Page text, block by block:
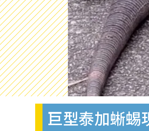
巨型泰加蜥蜴